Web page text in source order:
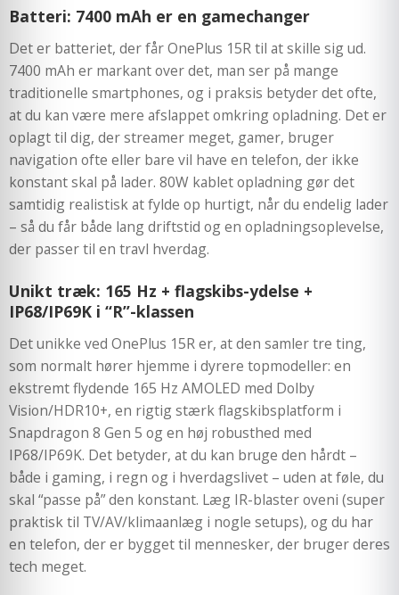
Batteri: 7400 mAh er en gamechanger
Det er batteriet, der får OnePlus 15R til at skille sig ud.
7400 mAh er markant over det, man ser på mange
traditionelle smartphones, og i praksis betyder det ofte,
at du kan være mere afslappet omkring opladning. Det er
oplagt til dig, der streamer meget, gamer, bruger
navigation ofte eller bare vil have en telefon, der ikke
konstant skal på lader. 80W kablet opladning gør det
samtidig realistisk at fylde op hurtigt, når du endelig lader
– så du får både lang driftstid og en opladningsoplevelse,
der passer til en travl hverdag.
Unikt træk: 165 Hz + flagskibs-ydelse +
IP68/IP69K i “R”-klassen
Det unikke ved OnePlus 15R er, at den samler tre ting,
som normalt hører hjemme i dyrere topmodeller: en
ekstremt flydende 165 Hz AMOLED med Dolby
Vision/HDR10+, en rigtig stærk flagskibsplatform i
Snapdragon 8 Gen 5 og en høj robusthed med
IP68/IP69K. Det betyder, at du kan bruge den hårdt –
både i gaming, i regn og i hverdagslivet – uden at føle, du
skal “passe på” den konstant. Læg IR-blaster oveni (super
praktisk til TV/AV/klimaanlæg i nogle setups), og du har
en telefon, der er bygget til mennesker, der bruger deres
tech meget.